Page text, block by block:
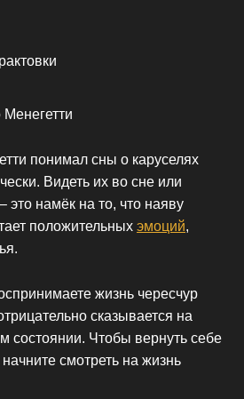
понимал сны о каруселях
Видеть их во сне или
это намёк на то, что наяву
положительных эмоций,
жизнь чересчур
сказывается на
состоянии. Чтобы вернуть себе
смотреть на жизнь